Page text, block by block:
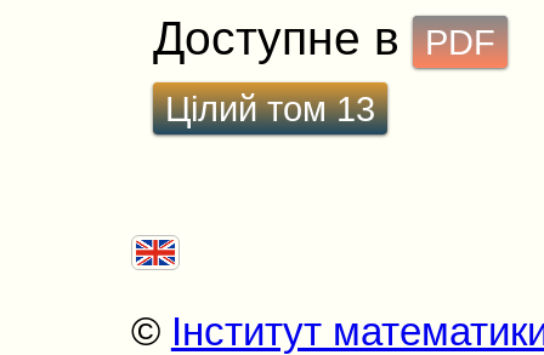
Доступне в
PDF
Цілий том 13
© Інститут